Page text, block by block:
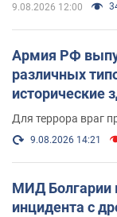
9.08.2026 12:00
Армия РФ
различных
исторические
и видео
Для террора враг
9.08.2026 14:21
МИД Болгарии
инцидента с